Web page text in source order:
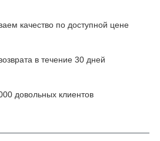
качество по доступной цене
в течение 30 дней
довольных клиентов